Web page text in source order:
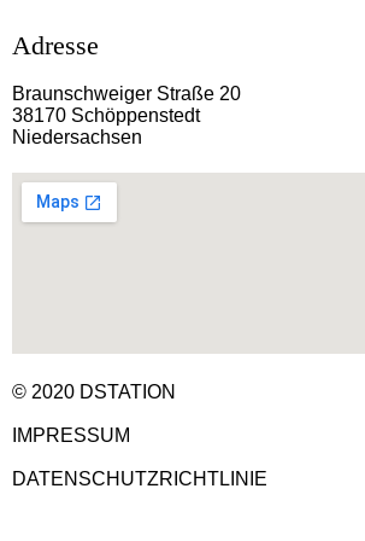
Adresse
Braunschweiger Straße 20
38170 Schöppenstedt
Niedersachsen
© 2020 DSTATION
IMPRESSUM
DATENSCHUTZRICHTLINIE